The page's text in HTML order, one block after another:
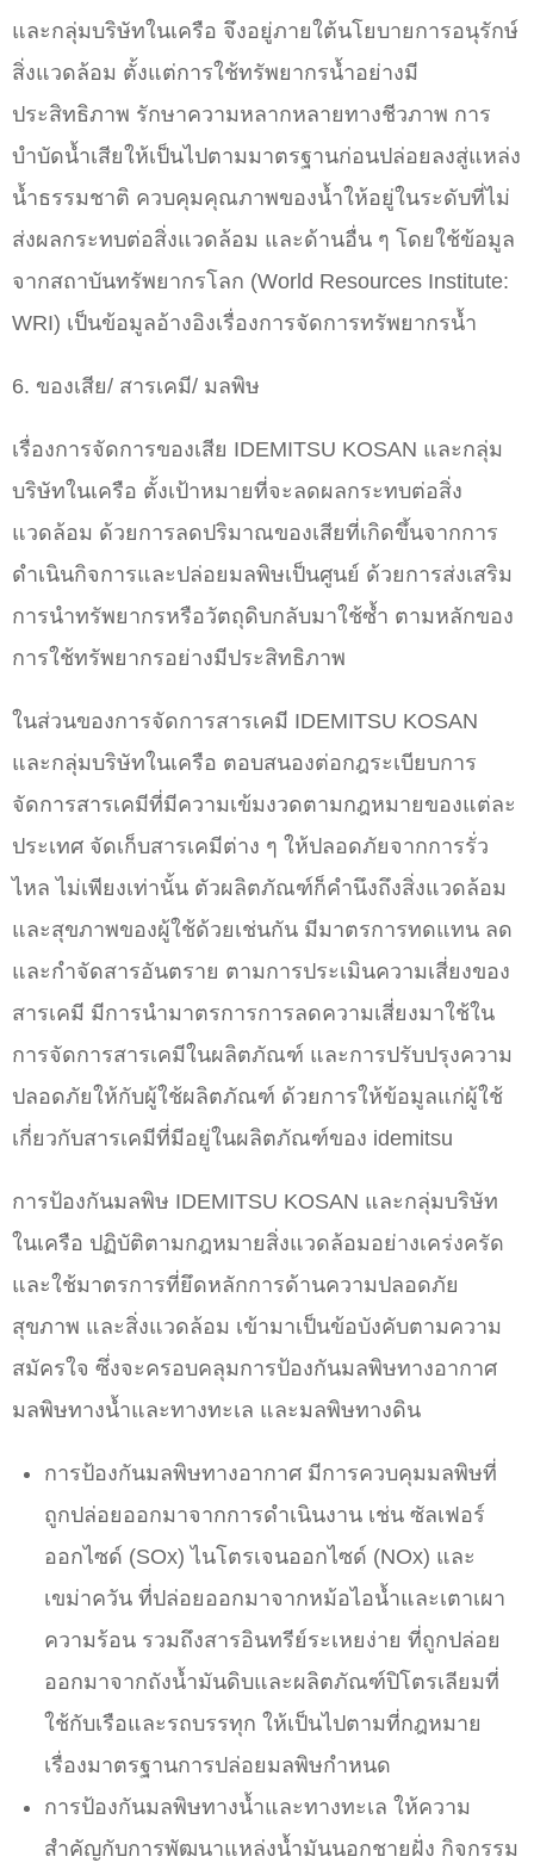
และกลุ่มบริษัทในเครือ จึงอยู่ภายใต้นโยบายการอนุรักษ์
สิ่งแวดล้อม ตั้งแต่การใช้ทรัพยากรน้ำอย่างมี
ประสิทธิภาพ รักษาความหลากหลายทางชีวภาพ การ
บำบัดน้ำเสียให้เป็นไปตามมาตรฐานก่อนปล่อยลงสู่แหล่ง
น้ำธรรมชาติ ควบคุมคุณภาพของน้ำให้อยู่ในระดับที่ไม่
ส่งผลกระทบต่อสิ่งแวดล้อม และด้านอื่น ๆ โดยใช้ข้อมูล
จากสถาบันทรัพยากรโลก (World Resources Institute:
WRI) เป็นข้อมูลอ้างอิงเรื่องการจัดการทรัพยากรน้ำ
6. ของเสีย/ สารเคมี/ มลพิษ
เรื่องการจัดการของเสีย IDEMITSU KOSAN และกลุ่ม
บริษัทในเครือ ตั้งเป้าหมายที่จะลดผลกระทบต่อสิ่ง
แวดล้อม ด้วยการลดปริมาณของเสียที่เกิดขึ้นจากการ
ดำเนินกิจการและปล่อยมลพิษเป็นศูนย์ ด้วยการส่งเสริม
การนำทรัพยากรหรือวัตถุดิบกลับมาใช้ซ้ำ ตามหลักของ
การใช้ทรัพยากรอย่างมีประสิทธิภาพ
ในส่วนของการจัดการสารเคมี IDEMITSU KOSAN
และกลุ่มบริษัทในเครือ ตอบสนองต่อกฎระเบียบการ
จัดการสารเคมีที่มีความเข้มงวดตามกฎหมายของแต่ละ
ประเทศ จัดเก็บสารเคมีต่าง ๆ ให้ปลอดภัยจากการรั่ว
ไหล ไม่เพียงเท่านั้น ตัวผลิตภัณฑ์ก็คำนึงถึงสิ่งแวดล้อม
และสุขภาพของผู้ใช้ด้วยเช่นกัน มีมาตรการทดแทน ลด
และกำจัดสารอันตราย ตามการประเมินความเสี่ยงของ
สารเคมี มีการนำมาตรการการลดความเสี่ยงมาใช้ใน
การจัดการสารเคมีในผลิตภัณฑ์ และการปรับปรุงความ
ปลอดภัยให้กับผู้ใช้ผลิตภัณฑ์ ด้วยการให้ข้อมูลแก่ผู้ใช้
เกี่ยวกับสารเคมีที่มีอยู่ในผลิตภัณฑ์ของ idemitsu
การป้องกันมลพิษ IDEMITSU KOSAN และกลุ่มบริษัท
ในเครือ ปฏิบัติตามกฎหมายสิ่งแวดล้อมอย่างเคร่งครัด
และใช้มาตรการที่ยึดหลักการด้านความปลอดภัย
สุขภาพ และสิ่งแวดล้อม เข้ามาเป็นข้อบังคับตามความ
สมัครใจ ซึ่งจะครอบคลุมการป้องกันมลพิษทางอากาศ
มลพิษทางน้ำและทางทะเล และมลพิษทางดิน
การป้องกันมลพิษทางอากาศ มีการควบคุมมลพิษที่
ถูกปล่อยออกมาจากการดำเนินงาน เช่น ซัลเฟอร์
ออกไซด์ (SOx) ไนโตรเจนออกไซด์ (NOx) และ
เขม่าควัน ที่ปล่อยออกมาจากหม้อไอน้ำและเตาเผา
ความร้อน รวมถึงสารอินทรีย์ระเหยง่าย ที่ถูกปล่อย
ออกมาจากถังน้ำมันดิบและผลิตภัณฑ์ปิโตรเลียมที่
ใช้กับเรือและรถบรรทุก ให้เป็นไปตามที่กฎหมาย
เรื่องมาตรฐานการปล่อยมลพิษกำหนด
การป้องกันมลพิษทางน้ำและทางทะเล ให้ความ
สำคัญกับการพัฒนาแหล่งน้ำมันนอกชายฝั่ง กิจกรรม